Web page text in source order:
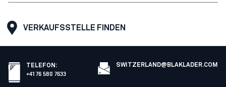
VERKAUFSSTELLE FINDEN
TELEFON :
+41 76 580 7633
SWITZERLAND@BLAKLADER.COM